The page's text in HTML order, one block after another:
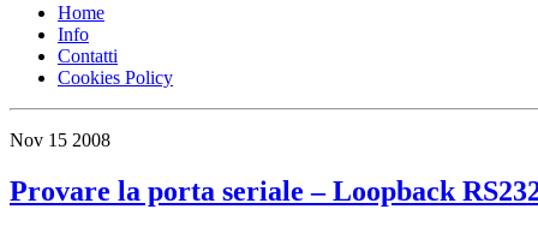
Home
Info
Contatti
Cookies Policy
Nov 15 2008
Provare la porta seriale – Loopback